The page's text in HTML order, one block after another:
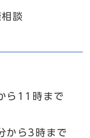
談
ら11時まで
から3時まで